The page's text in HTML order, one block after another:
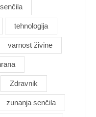
senčila
tehnologija
varnost živine
Zdravnik
zunanja senčila